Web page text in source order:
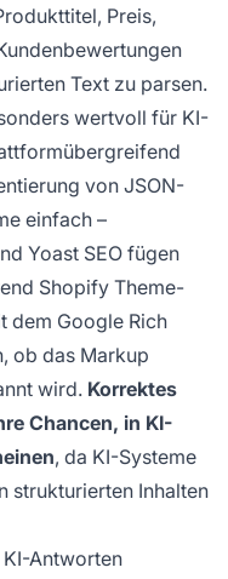
Preis,
Text zu parsen.
wertvoll für KI-
von JSON-
einfach –
Yoast SEO fügen
Shopify Theme-
dem Google Rich
ob das Markup
wird. Korrektes
Chancen, in KI-
, da KI-Systeme
strukturierten Inhalten
Antworten